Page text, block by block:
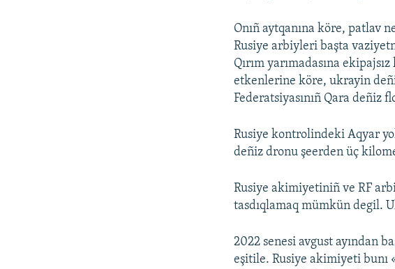
Onıñ aytqanına köre, patlav
Rusiye arbiyleri başta
Qırım yarımadasına
etkenlerine köre, ukrayin
Federatsiyasınıñ Qara deñiz
Rusiye kontrolindeki Aqyar
deñiz dronu şeerden üç
Rusiye akimiyetiniñ ve RF
tasdıqlamaq mümkün degil.
2022 senesi avgust ayından
eşitile. Rusiye akimiyeti bunı